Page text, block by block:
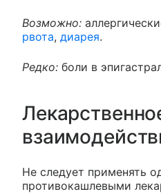
Возможно:
рвота, диарея.
Редко: боли в
Не следует применять
противокашлевыми